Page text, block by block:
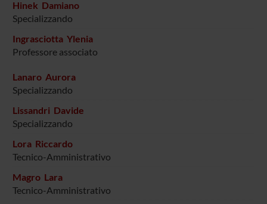
Hinek Damiano
Specializzando
Ingrasciotta Ylenia
Professore associato
Lanaro Aurora
Specializzando
Lissandri Davide
Specializzando
Lora Riccardo
Tecnico-Amministrativo
Magro Lara
Tecnico-Amministrativo